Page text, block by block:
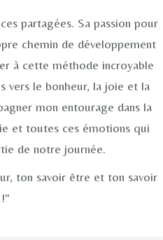
partagées. Sa passion pour
chemin de développement
à cette méthode incroyable
vers le bonheur, la joie et la
mon entourage dans la
et toutes ces émotions qui
de notre journée.
ton savoir être et ton savoir